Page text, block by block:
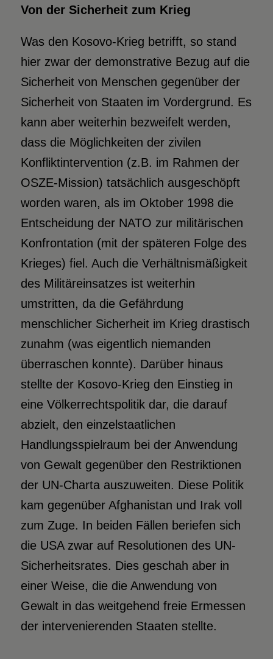
Von der Sicherheit zum Krieg
Was den Kosovo-Krieg betrifft, so stand
hier zwar der demonstrative Bezug auf die
Sicherheit von Menschen gegenüber der
Sicherheit von Staaten im Vordergrund. Es
kann aber weiterhin bezweifelt werden,
dass die Möglichkeiten der zivilen
Konfliktintervention (z.B. im Rahmen der
OSZE-Mission) tatsächlich ausgeschöpft
worden waren, als im Oktober 1998 die
Entscheidung der NATO zur militärischen
Konfrontation (mit der späteren Folge des
Krieges) fiel. Auch die Verhältnismäßigkeit
des Militäreinsatzes ist weiterhin
umstritten, da die Gefährdung
menschlicher Sicherheit im Krieg drastisch
zunahm (was eigentlich niemanden
überraschen konnte). Darüber hinaus
stellte der Kosovo-Krieg den Einstieg in
eine Völkerrechtspolitik dar, die darauf
abzielt, den einzelstaatlichen
Handlungsspielraum bei der Anwendung
von Gewalt gegenüber den Restriktionen
der UN-Charta auszuweiten. Diese Politik
kam gegenüber Afghanistan und Irak voll
zum Zuge. In beiden Fällen beriefen sich
die USA zwar auf Resolutionen des UN-
Sicherheitsrates. Dies geschah aber in
einer Weise, die die Anwendung von
Gewalt in das weitgehend freie Ermessen
der intervenierenden Staaten stellte.